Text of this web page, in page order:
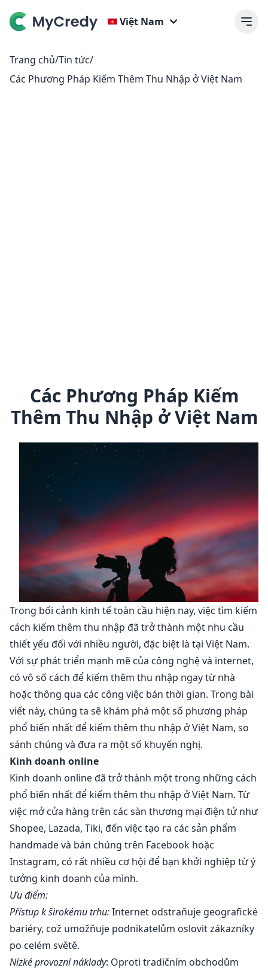
Việt Nam
Trang chủ/Tin tức/
Các Phương Pháp Kiếm Thêm Thu Nhập ở Việt Nam
Các Phương Pháp Kiếm
Thêm Thu Nhập ở Việt Nam
Trong bối cảnh kinh tế toàn cầu hiện nay, việc tìm kiếm
cách kiếm thêm thu nhập đã trở thành một nhu cầu
thiết yếu đối với nhiều người, đặc biệt là tại Việt Nam.
Với sự phát triển mạnh mẽ của công nghệ và internet,
có vô số cách để kiếm thêm thu nhập ngay từ nhà
hoặc thông qua các công việc bán thời gian. Trong bài
viết này, chúng ta sẽ khám phá một số phương pháp
phổ biến nhất để kiếm thêm thu nhập ở Việt Nam, so
sánh chúng và đưa ra một số khuyến nghị.
Kinh doanh online
Kinh doanh online đã trở thành một trong những cách
phổ biến nhất để kiếm thêm thu nhập ở Việt Nam. Từ
việc mở cửa hàng trên các sàn thương mại điện tử như
Shopee, Lazada, Tiki, đến việc tạo ra các sản phẩm
handmade và bán chúng trên Facebook hoặc
Instagram, có rất nhiều cơ hội để bạn khởi nghiệp từ ý
tưởng kinh doanh của mình.
Ưu điểm:
Přístup k širokému trhu:Internet odstraňuje geografické
bariéry, což umožňuje podnikatelům oslovit zákazníky
po celém světě.
Nízké provozní náklady: Oproti tradičním obchodům